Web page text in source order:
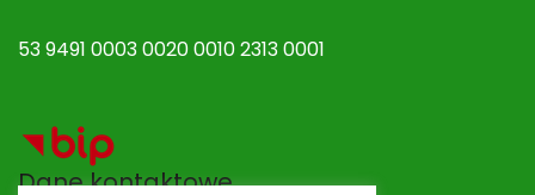
53 9491 0003 0020 0010 2313 0001
Dane kontaktowe